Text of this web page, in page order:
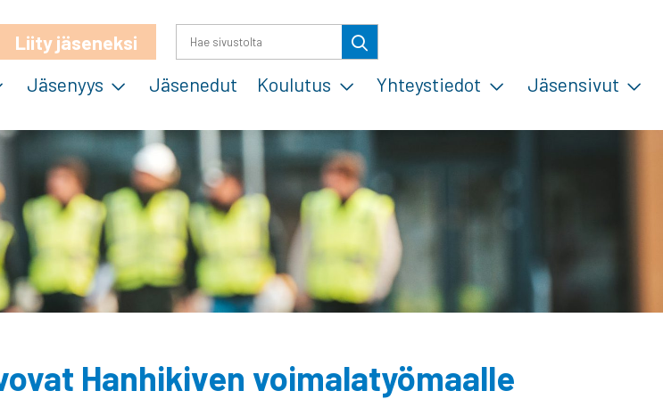
Liity jäseneksi
Jäsenyys Jäsenedut Koulutus Yhteystiedot Jäsensivut
Hanhikiven voimalatyömaalle